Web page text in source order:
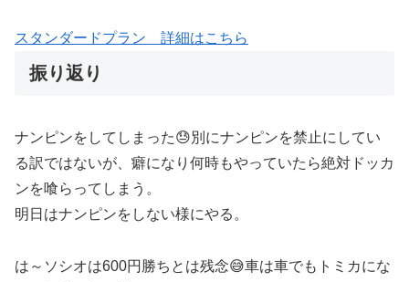
スタンダードプラン 詳細はこちら
振り返り
ナンピンをしてしまった😓別にナンピンを禁止にしてい
る訳ではないが、癖になり何時もやっていたら絶対ドッカ
ンを喰らってしまう。
明日はナンピンをしない様にやる。
は～ソシオは600円勝ちとは残念😅車は車でもトミカにな